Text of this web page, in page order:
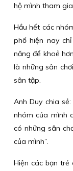
hộ mình tham
Hầu hết các
phố hiện nay
năng để khoẻ
là những sân
sân tập.
Anh Duy chia
nhóm của mình
có những sân
của mình”.
Hiện các bạn trẻ